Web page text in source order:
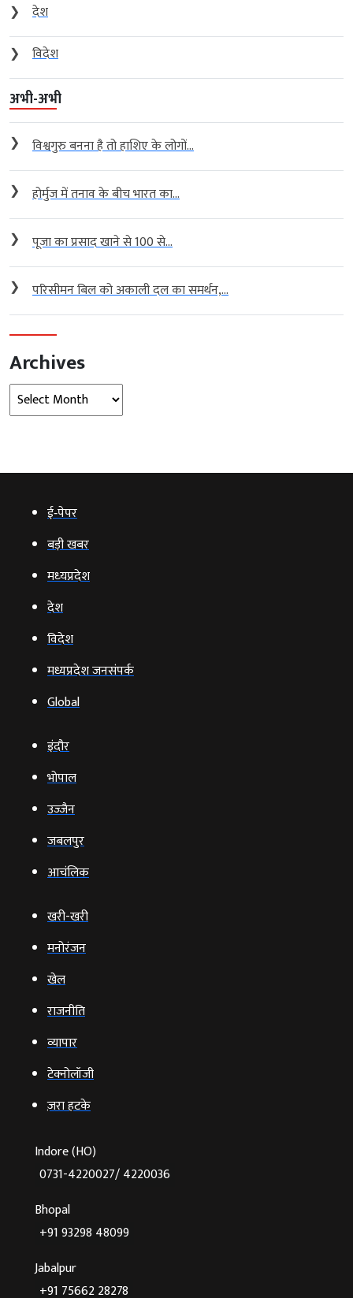
❯
देश
❯
विदेश
अभी-अभी
❯ विश्वगुरु बनना है तो हाशिए के लोगों...
❯ होर्मुज में तनाव के बीच भारत का...
❯ पूजा का प्रसाद खाने से 100 से...
❯ परिसीमन बिल को अकाली दल का समर्थन,...
Archives
Archives
ई‑पेपर
बड़ी खबर
मध्‍यप्रदेश
देश
विदेश
मध्यप्रदेश जनसंपर्क
Global
इंदौर
भोपाल
उज्‍जैन
जबलपुर
आचंलिक
खरी-खरी
मनोरंजन
खेल
राजनीति
व्‍यापार
टेक्‍नोलॉजी
ज़रा हटके
Indore (HO)
0731-4220027/ 4220036
Bhopal
+91 93298 48099
Jabalpur
+91 75662 28278